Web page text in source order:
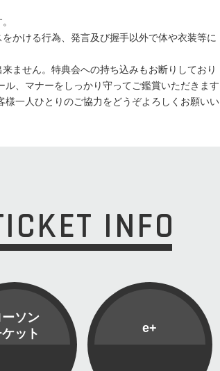
かける行為、発言及び握手以外で体や衣装等に
ません。特典会への持ち込みもお断りしており
、マナーをしっかり守ってご鑑賞いただきます
一人ひとりのご協力をどうぞよろしくお願いい
INFO
ーソン
ット
e+